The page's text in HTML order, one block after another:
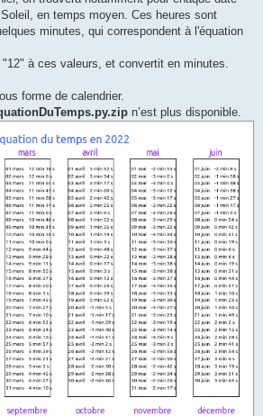
en temps moyen. Ces heures sont
minutes, qui correspondent à l'équation
à ces valeurs, et convertit en minutes.
forme de calendrier.
n’est plus disponible.